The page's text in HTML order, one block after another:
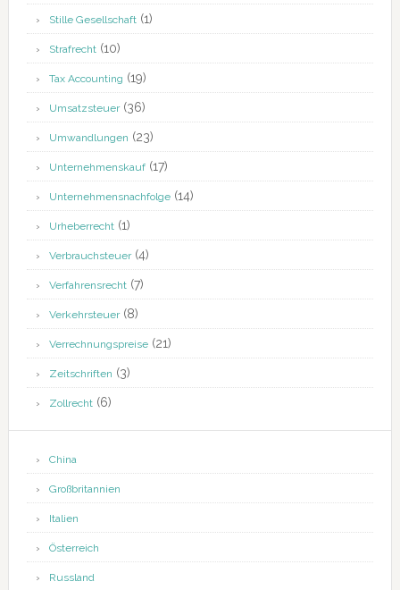
Stille Gesellschaft(1)
Strafrecht(10)
Tax Accounting (19)
Umsatzsteuer(36)
Umwandlungen (23)
Unternehmenskauf(17)
Unternehmensnachfolge(14)
Urheberrecht(1)
Verbrauchsteuer(4)
Verfahrensrecht(7)
Verkehrsteuer(8)
Verrechnungspreise(21)
Zeitschriften (3)
Zollrecht(6)
China
Großbritannien
Italien
Österreich
Russland